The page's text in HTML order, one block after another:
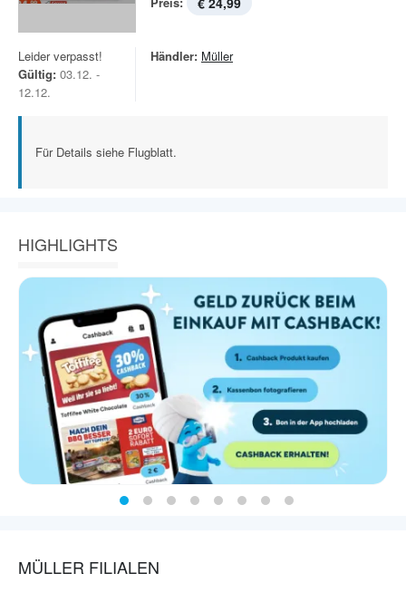
Leider verpasst!
Gültig: 03.12. -
12.12.
Händler: Müller
Für Details siehe Flugblatt.
HIGHLIGHTS
MÜLLER FILIALEN